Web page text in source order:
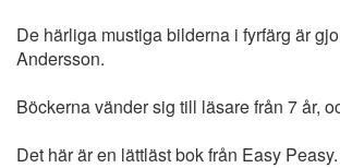
De härliga mustiga bilderna i fyrfärg är
Andersson.
Böckerna vänder sig till läsare från 7 år,
Det här är en lättläst bok från Easy Peasy.